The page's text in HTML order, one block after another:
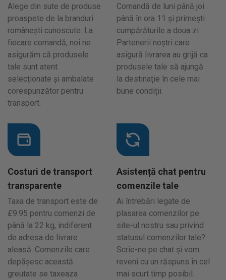
Alege din sute de produse
proaspete de la branduri
românești cunoscute. La
fiecare comandă, noi ne
asigurăm că produsele
tale sunt atent
selecționate și ambalate
corespunzător pentru
transport.
Comandă de luni până joi
până în ora 11 și primești
cumpărăturile a doua zi.
Partenerii noștri care
asigură livrarea au grijă ca
produsele tale să ajungă
la destinație în cele mai
bune condiții.
Costuri de transport
transparente
Taxa de transport este de
£9.95 pentru comenzi de
până la 22 kg, indiferent
de adresa de livrare
aleasă. Comenzile care
depășesc această
greutate se taxeaza
Asistență chat pentru
comenzile tale
Ai întrebări legate de
plasarea comenzilor pe
site-ul nostru sau privind
statusul comenzilor tale?
Scrie-ne pe chat și vom
reveni cu un răspuns în cel
mai scurt timp posibil.